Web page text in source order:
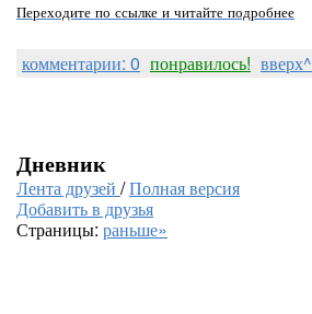
Переходите по ссылке и читайте подробнее
комментарии: 0 понравилось! вверх^
Дневник
Лента друзей /Полная версия
Добавить в друзья
Страницы: раньше»